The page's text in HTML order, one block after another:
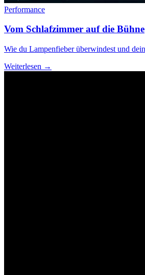
Performance
Vom Schlafzimmer auf die Bühne
Wie du Lampenfieber überwindest und
Weiterlesen →